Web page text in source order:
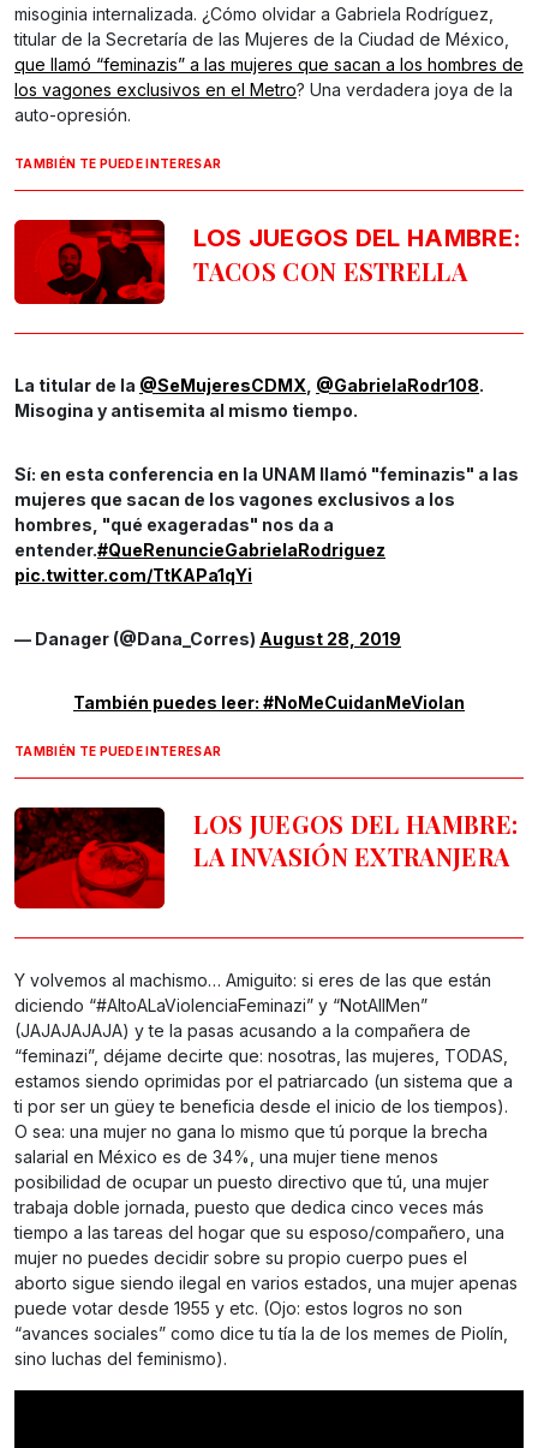
misoginia internalizada. ¿Cómo olvidar a Gabriela Rodríguez,
titular de la Secretaría de las Mujeres de la Ciudad de México,
que llamó “feminazis” a las mujeres que sacan a los hombres de
los vagones exclusivos en el Metro? Una verdadera joya de la
auto-opresión.
TAMBIÉN TE PUEDE INTERESAR
LOS JUEGOS DEL HAMBRE:
TACOS CON ESTRELLA
La titular de la @SeMujeresCDMX @GabrielaRodr108.
Misogina y antisemita al mismo tiempo.
Sí: en esta conferencia en la UNAM llamó "feminazis" a las
mujeres que sacan de los vagones exclusivos a los
hombres, "qué exageradas" nos da a
entender.#QueRenuncieGabrielaRodriguez
pic.twitter.com/TtKAPa1qYi
— Danager (@Dana_Corres) August 28, 2019
También puedes leer: #NoMeCuidanMeViolan
TAMBIÉN TE PUEDE INTERESAR
LOS JUEGOS DEL HAMBRE:
LA INVASIÓN EXTRANJERA
Y volvemos al machismo… Amiguito: si eres de las que están
diciendo “#AltoALaViolenciaFeminazi” y “NotAllMen”
(JAJAJAJAJA) y te la pasas acusando a la compañera de
“feminazi”, déjame decirte que: nosotras, las mujeres, TODAS,
estamos siendo oprimidas por el patriarcado (un sistema que a
ti por ser un güey te beneficia desde el inicio de los tiempos).
O sea: una mujer no gana lo mismo que tú porque la brecha
salarial en México es de 34%, una mujer tiene menos
posibilidad de ocupar un puesto directivo que tú, una mujer
trabaja doble jornada, puesto que dedica cinco veces más
tiempo a las tareas del hogar que su esposo/compañero, una
mujer no puedes decidir sobre su propio cuerpo pues el
aborto sigue siendo ilegal en varios estados, una mujer apenas
puede votar desde 1955 y etc. (Ojo: estos logros no son
“avances sociales” como dice tu tía la de los memes de Piolín,
sino luchas del feminismo).